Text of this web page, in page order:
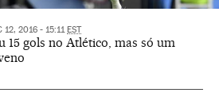
12, 2016 - 15:11 EST
15 gols no Atlético, mas só um